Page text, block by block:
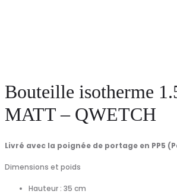
Bouteille isotherme
MATT – QWETCH
Livré avec la poignée de portage en PP5
Dimensions et poids
Hauteur : 35 cm